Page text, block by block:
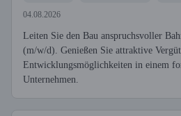
04.08.2026
Leiten Sie den Bau anspruchsvoller
(m/w/d). Genießen Sie attraktive
Entwicklungsmöglichkeiten in einem
Unternehmen.